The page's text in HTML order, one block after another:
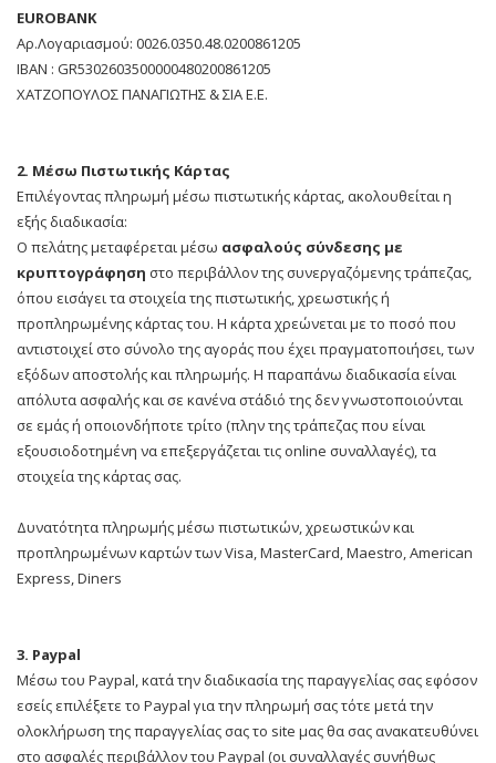
EUROBANK
Αρ.Λογαριασμού: 0026.0350.48.0200861205
ΙΒΑΝ : GR5302603500000480200861205
ΧΑΤΖΟΠΟΥΛΟΣ ΠΑΝΑΓΙΩΤΗΣ & ΣΙΑ Ε.Ε.
2. Mέσω Πιστωτικής Κάρτας
Επιλέγοντας πληρωμή μέσω πιστωτικής κάρτας, ακολουθείται η
εξής διαδικασία:
Ο πελάτης μεταφέρεται μέσω ασφαλούς σύνδεσης με
κρυπτογράφηση στο περιβάλλον της συνεργαζόμενης τράπεζας,
όπου εισάγει τα στοιχεία της πιστωτικής, χρεωστικής ή
προπληρωμένης κάρτας του. Η κάρτα χρεώνεται με το ποσό που
αντιστοιχεί στο σύνολο της αγοράς που έχει πραγματοποιήσει, των
εξόδων αποστολής και πληρωμής. Η παραπάνω διαδικασία είναι
απόλυτα ασφαλής και σε κανένα στάδιό της δεν γνωστοποιούνται
σε εμάς ή οποιονδήποτε τρίτο (πλην της τράπεζας που είναι
εξουσιοδοτημένη να επεξεργάζεται τις online συναλλαγές), τα
στοιχεία της κάρτας σας.
Δυνατότητα πληρωμής μέσω πιστωτικών, χρεωστικών και
προπληρωμένων καρτών των Visa, MasterCard, Maestro, American
Express, Diners
3. Paypal
Μέσω του Paypal, κατά την διαδικασία της παραγγελίας σας εφόσον
εσείς επιλέξετε το Paypal για την πληρωμή σας τότε μετά την
ολοκλήρωση της παραγγελίας σας το site μας θα σας ανακατευθύνει
στο ασφαλές περιβάλλον του Paypal (οι συναλλαγές συνήθως